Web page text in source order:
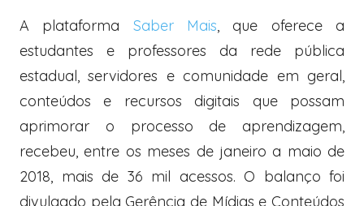
A plataforma Saber Mais, que oferece a
estudantes e professores da rede pública
estadual, servidores e comunidade em geral,
conteúdos e recursos digitais que possam
aprimorar o processo de aprendizagem,
recebeu, entre os meses de janeiro a maio de
2018, mais de 36 mil acessos. O balanço foi
divulgado pela Gerência de Mídias e Conteúdos